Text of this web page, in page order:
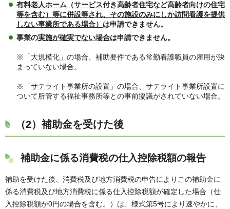
有料老人ホーム（サービス付き高齢者住宅など高齢者向けの住宅
等を含む）等に併設等され、その施設のみにしか訪問看護を提供
しない事業所である場合） は申請できません。
事業の実施が確実でない場合は申請できません。
※「大規模化」の場合、補助要件である常勤看護職員の雇用が決
まっていない場合。
※「サテライト事業所の設置」の場合、サテライト事業所設置に
ついて所管する福祉事務所等との事前協議がされていない場合。
（2）補助金を受けた後
補助金に係る消費税の仕入控除税額の報告
補助を受けた後、消費税及び地方消費税の申告によりこの補助金に
係る消費税及び地方消費税に係る仕入控除税額が確定した場合（仕
入控除税額が0円の場合を含む。）は、様式第5号により速やかに、